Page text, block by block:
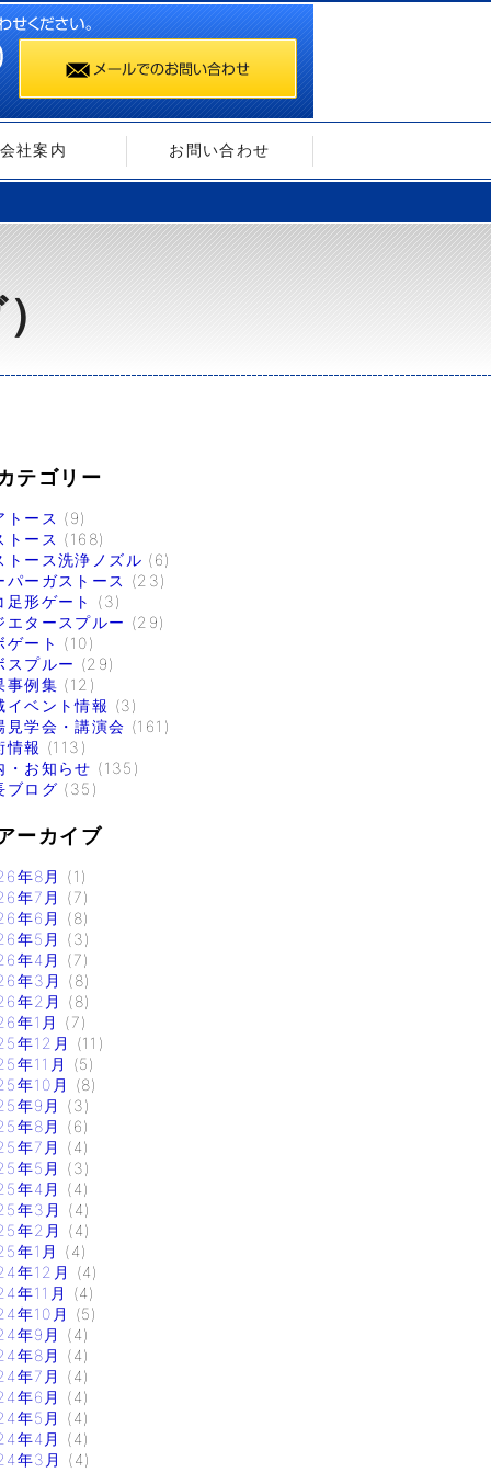
会社案内 お問い合わせ
テゴリー
トース (9)
トース (168)
トース洗浄ノズル (6)
パーガストース (23)
足形ゲート
(3)
エタースプルー (29)
ゲート (10)
スプルー (29)
事例集 (12)
イベント情報 (3)
見学会・講演会 (161)
情報 (113)
・お知らせ (135)
ブログ (35)
ーカイブ
年8月
(1)
年7月
(7)
年6月
(8)
年5月
(3)
年4月
(7)
年3月
(8)
年2月
(8)
年1月
(7)
年12月
(11)
年11月
(5)
年10月
(8)
年9月
(3)
年8月
(6)
年7月
(4)
年5月
(3)
年4月
(4)
年3月
(4)
年2月
(4)
年1月
(4)
年12月
(4)
年11月
(4)
年10月
(5)
年9月
(4)
年8月
(4)
年7月
(4)
年6月
(4)
年5月
(4)
年4月
(4)
年3月
(4)